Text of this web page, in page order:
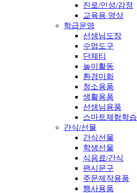
진로/인성/감정
교육용 영상
학급운영
선생님도장
수업도구
단체티
놀이활동
환경미화
청소용품
생활용품
선생님용품
스마트체험학습
간식/선물
간식선물
학생선물
식음료/간식
팬시문구
주문제작용품
행사용품